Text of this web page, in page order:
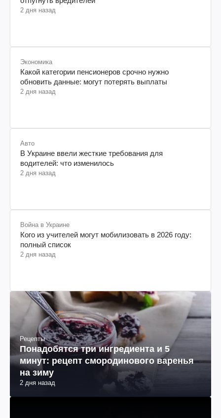
2 дня назад
Экономика
Какой категории пенсионеров срочно нужно
обновить данные: могут потерять выплаты
2 дня назад
Авто
В Украине ввели жесткие требования для
водителей: что изменилось
2 дня назад
Война в Украине
Кого из учителей могут мобилизовать в 2026 году:
полный список
2 дня назад
Рецепты
Понадобятся три ингредиента и 5
минут: рецепт смородинового варенья
на зиму
2 дня назад